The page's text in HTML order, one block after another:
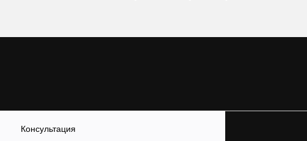
Консультация